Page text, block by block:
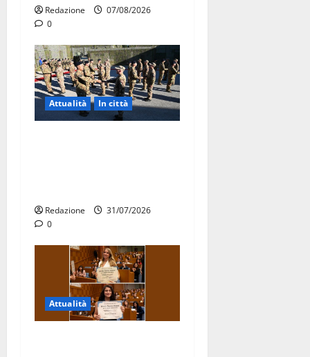
Redazione
07/08/2026
0
Attualità In città
Redazione
31/07/2026
0
Attualità